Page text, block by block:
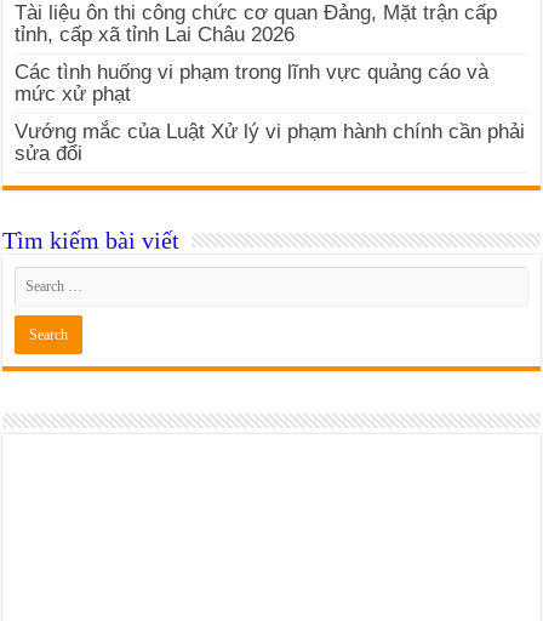
Tài liệu ôn thi công chức cơ quan Đảng, Mặt trận cấp
tỉnh, cấp xã tỉnh Lai Châu 2026
Các tình huống vi phạm trong lĩnh vực quảng cáo và
mức xử phạt
Vướng mắc của Luật Xử lý vi phạm hành chính cần phải
sửa đổi
Tìm kiếm bài viết